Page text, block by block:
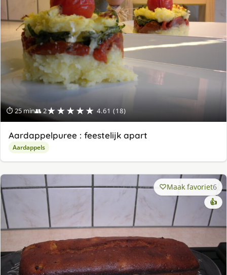
⏱ 25 min👥 2★★★★★ 4.61 (18)
Aardappelpuree : feestelijk apart
Aardappels
Maak favoriet6
👍